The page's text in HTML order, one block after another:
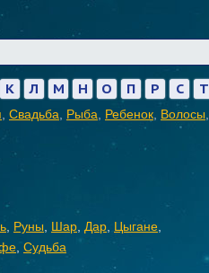
К Л М Н О П Р С Т
Свадьба Рыба Ребенок Волосы
Руны Шар Дар Цыгане
Судьба